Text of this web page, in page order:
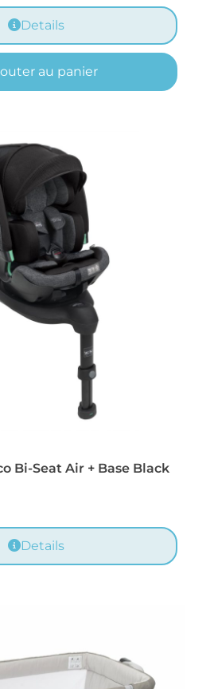
Details
au panier
Bi-Seat Air + Base Black
Details